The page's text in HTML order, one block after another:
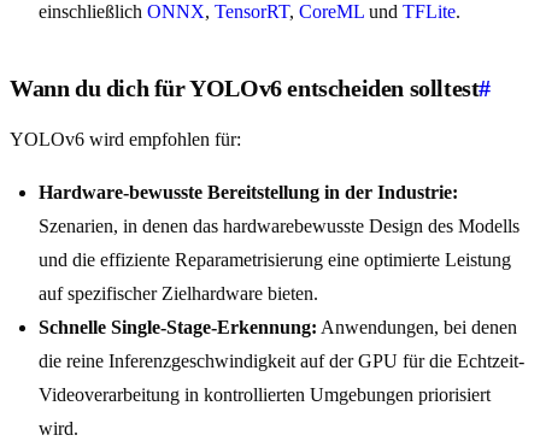
einschließlich ONNX, TensorRT, CoreML und TFLite.
Wann du dich für YOLOv6 entscheiden solltest#
YOLOv6 wird empfohlen für:
Hardware-bewusste Bereitstellung in der Industrie:
Szenarien, in denen das hardwarebewusste Design des Modells
und die effiziente Reparametrisierung eine optimierte Leistung
auf spezifischer Zielhardware bieten.
Schnelle Single-Stage-Erkennung: Anwendungen, bei denen
die reine Inferenzgeschwindigkeit auf der GPU für die Echtzeit-
Videoverarbeitung in kontrollierten Umgebungen priorisiert
wird.